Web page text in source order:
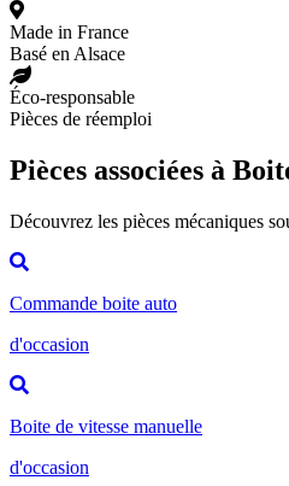
Made in France
Basé en Alsace
Éco-responsable
Pièces de réemploi
Pièces associées à
Découvrez les pièces mécaniques
Commande boite auto
d'occasion
Boite de vitesse manuelle
d'occasion